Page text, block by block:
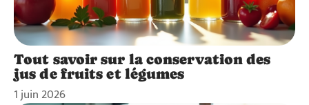
Tout savoir sur la conservation des
jus de fruits et légumes
1 juin 2026